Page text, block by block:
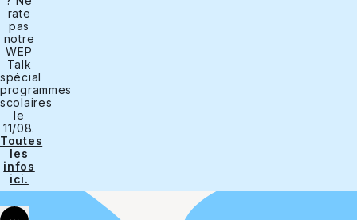
rate
pas
notre
WEP
Talk
spécial
programmes
scolaires
le
11/08.
Toutes
les
infos
ici.